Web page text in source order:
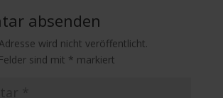
absenden
wird nicht veröffentlicht.
sind mit * markiert